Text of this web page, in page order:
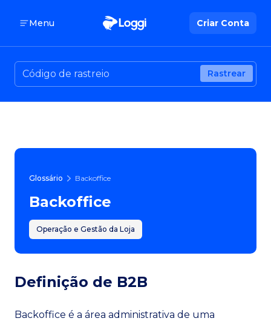
Menu Criar Conta
Rastrear
Glossário Backoffice
Backoffice
Operação e Gestão da Loja
Definição de B2B
Backoffice é a área administrativa de uma